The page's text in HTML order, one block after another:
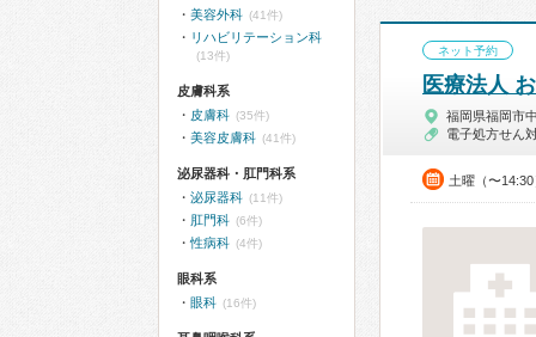
ネット予約
医療法人
福岡県福岡市
電子処方せん
土曜（〜14:30
美容外科 (41件)
リハビリテーション科
(13件)
皮膚科系
皮膚科 (35件)
美容皮膚科 (41件)
泌尿器科・肛門科系
泌尿器科 (11件)
肛門科 (6件)
性病科 (4件)
眼科系
眼科 (16件)